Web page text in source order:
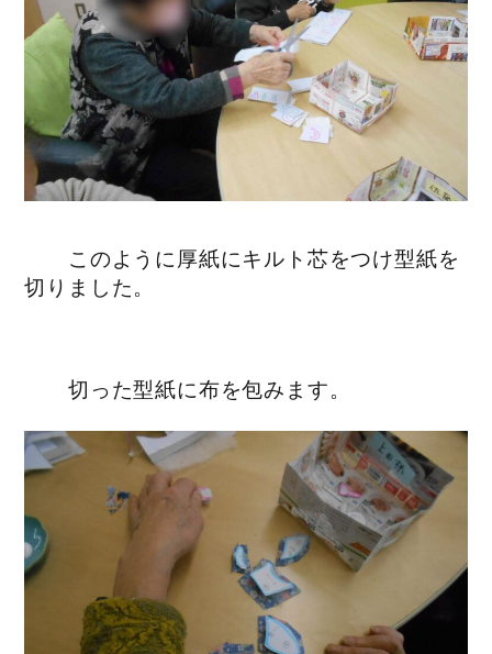
このように厚紙にキルト芯をつけ型紙を
切りました。
切った型紙に布を包みます。